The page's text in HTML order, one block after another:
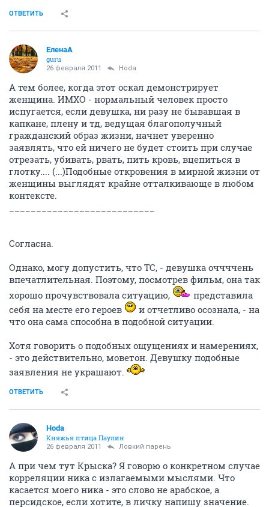
ОТВЕТИТЬ
ЕленаА
guru
26 февраля 2011 Hoda
А тем более, когда этот оскал демонстрирует
женщина. ИМХО - нормальный человек просто
испугается, если девушка, ни разу не бывавшая в
капкане, плену и тд, ведущая благополучный
гражданский образ жизни, начнет уверенно
заявлять, что ей ничего не будет стоить при случае
отрезать, убивать, рвать, пить кровь, вцепиться в
глотку.... (...)Подобные откровения в мирной жизни от
женщины выглядят крайне отталкивающе в любом
контексте.
Согласна.
Однако, могу допустить, что ТС, - девушка оччччень
впечатлительная. Поэтому, посмотрев фильм, она так
хорошо прочувствовала ситуацию,
представила
себя на месте его героев
и отчетливо осознала, - на
что она сама способна в подобной ситуации.
Хотя говорить о подобных ощущениях и намерениях,
- это действительно, моветон. Девушку подобные
заявления не украшают.
ОТВЕТИТЬ
Hoda
Княжья птица Паулин
26 февраля 2011 Ловкий парень
А при чем тут Крыска? Я говорю о конкретном случае
корреляции ника с излагаемыми мыслями. Что
касается моего ника - это слово не арабское, а
персидское, если хотите, в личку напишу значение.